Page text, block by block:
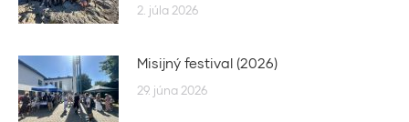
2. júla 2026
Misijný festival (2026)
29. júna 2026